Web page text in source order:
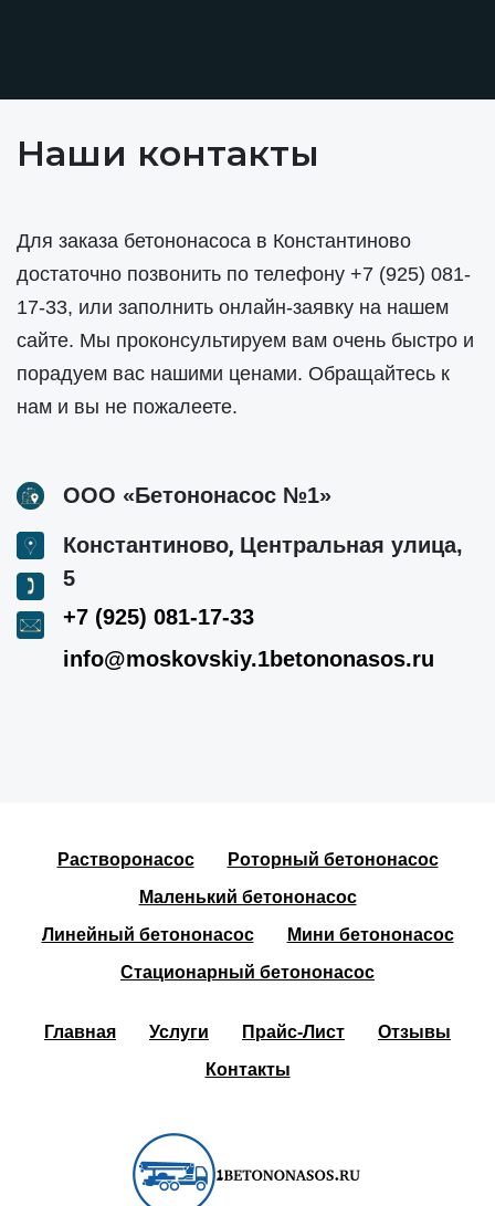
Наши контакты
Для заказа бетононасоса в Константиново
достаточно позвонить по телефону +7 (925) 081-
17-33, или заполнить онлайн-заявку на нашем
сайте. Мы проконсультируем вам очень быстро и
порадуем вас нашими ценами. Обращайтесь к
нам и вы не пожалеете.
ООО «Бетононасос №1»
Константиново, Центральная улица,
5
+7 (925) 081-17-33
info@moskovskiy.1betononasos.ru
Растворонасос
Роторный бетононасос
Маленький бетононасос
Линейный бетононасос
Мини бетононасос
Стационарный бетононасос
Главная Услуги Прайс-Лист
Отзывы
Контакты